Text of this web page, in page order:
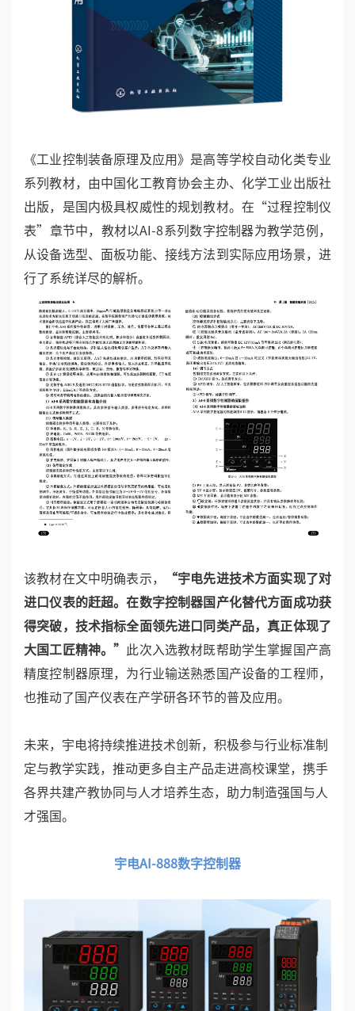
《工业控制装备原理及应用》是高等学校自动化类专业
系列教材，由中国化工教育协会主办、化学工业出版社
出版，是国内极具权威性的规划教材。在“过程控制仪
表”章节中，教材以AI-8系列数字控制器为教学范例，
从设备选型、面板功能、接线方法到实际应用场景，进
行了系统详尽的解析。
该教材在文中明确表示，
“宇电先进技术方面实现了对
进口仪表的赶超。在数字控制器国产化替代方面成功获
得突破，技术指标全面领先进口同类产品，真正体现了
大国工匠精神。”
此次入选教材既帮助学生掌握国产高
精度控制器原理，为行业输送熟悉国产设备的工程师，
也推动了国产仪表在产学研各环节的普及应用。
未来，宇电将持续推进技术创新，积极参与行业标准制
定与教学实践，推动更多自主产品走进高校课堂，携手
各界共建产教协同与人才培养生态，助力制造强国与人
才强国。
宇电AI-888数字控制器